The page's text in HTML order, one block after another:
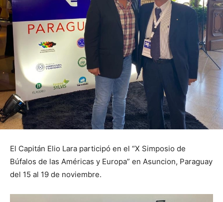
El Capitán Elio Lara participó en el “X Simposio de
Búfalos de las Américas y Europa” en Asuncion, Paraguay
del 15 al 19 de noviembre.